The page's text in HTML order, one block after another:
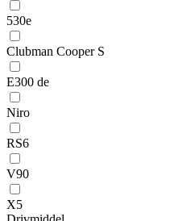
530e
Clubman Cooper S
E300 de
Niro
RS6
V90
X5